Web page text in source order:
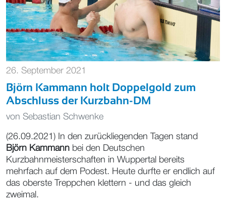
26. September 2021
Björn Kammann holt Doppelgold zum
Abschluss der Kurzbahn-DM
von Sebastian Schwenke
(26.09.2021) In den zurückliegenden Tagen stand
Björn Kammann bei den Deutschen
Kurzbahnmeisterschaften in Wuppertal bereits
mehrfach auf dem Podest. Heute durfte er endlich auf
das oberste Treppchen klettern - und das gleich
zweimal.